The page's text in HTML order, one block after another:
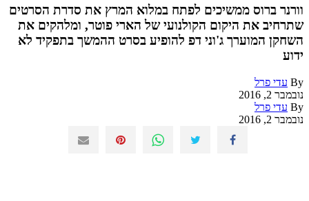
וורנר ברוס ממשיכים לפתח במלוא המרץ את סדרת הסרטים
שתרחיב את היקום הקולנועי של הארי פוטר, ומלהקים את
השחקן המוערך ג'וני דפ להופיע בסרט ההמשך בתפקיד לא
ידוע
By עדי פרל
נובמבר 2, 2016
By עדי פרל
נובמבר 2, 2016